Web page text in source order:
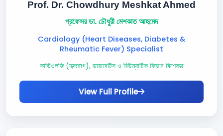
Prof. Dr. Chowdhury Meshkat Ahmed
প্রফেসর ডা. চৌধুরী মেশকাত আহমেদ
Cardiology (Heart Diseases, Diabetes &
Rheumatic Fever) Specialist
কার্ডিওলজি (হৃদরোগ), ডায়াবেটিস ও রিউম্যাটিক ফিভার বিশেষজ্ঞ
View Full Profile